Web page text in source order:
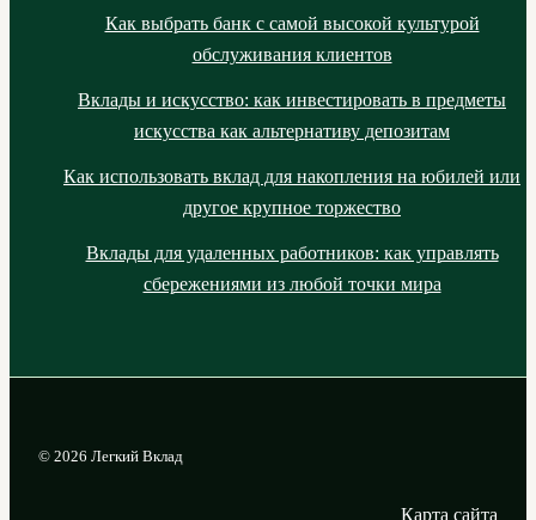
Как выбрать банк с самой высокой культурой
обслуживания клиентов
Вклады и искусство: как инвестировать в предметы
искусства как альтернативу депозитам
Как использовать вклад для накопления на юбилей или
другое крупное торжество
Вклады для удаленных работников: как управлять
сбережениями из любой точки мира
© 2026 Легкий Вклад
Карта сайта